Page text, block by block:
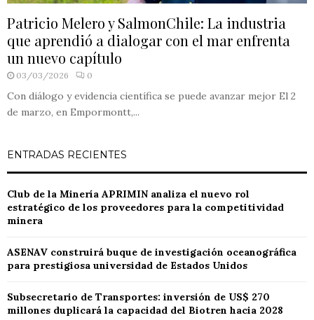
Patricio Melero y SalmonChile: La industria
que aprendió a dialogar con el mar enfrenta
un nuevo capítulo
03/03/2026 0
Con diálogo y evidencia científica se puede avanzar mejor El 2
de marzo, en Empormontt,...
ENTRADAS RECIENTES
Club de la Minería APRIMIN analiza el nuevo rol
estratégico de los proveedores para la competitividad
minera
ASENAV construirá buque de investigación oceanográfica
para prestigiosa universidad de Estados Unidos
Subsecretario de Transportes: inversión de US$ 270
millones duplicará la capacidad del Biotren hacia 2028